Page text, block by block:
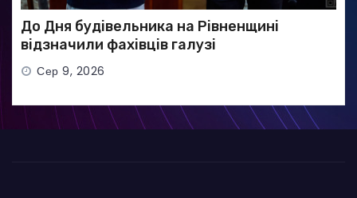
До Дня будівельника на Рівненщині
відзначили фахівців галузі
Сер 9, 2026